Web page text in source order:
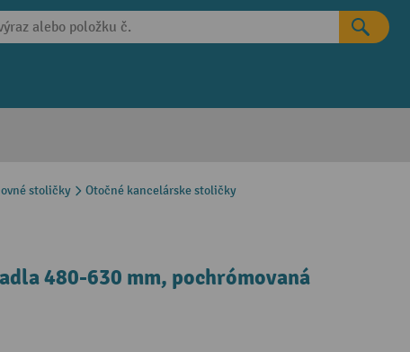
stoličky Otočné kancelárske stoličky
480-630 mm, pochrómovaná